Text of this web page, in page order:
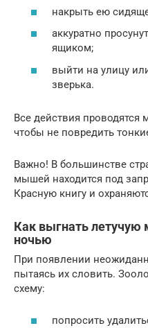
накрыть ею
аккуратно
ящиком;
выйти на улицу
зверька.
Все действия
чтобы не повредить
Важно! В большинстве
мышей находится под
Красную книгу и
Как выгнать
ночью
При появлении
пытаясь их словить.
схему:
попросить